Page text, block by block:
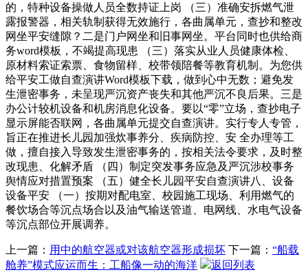
的，特种设备操做人员全数持证上岗 （三）准确安拆燃气泄
露报警器，相关轨制获得无效施行，各曲属单元，查抄和整改
网坐平安缝隙？二是门户网坐和旧事网坐。平台同时也供给商
务word模板，不竭提高现患 （三）落实从业人员健康体检、
原材料索证索票、食物留样、校带领陪餐等教育机制。为您供
给平安工做自查演讲Word模板下载，做到心中无数；避免发
生泄密事务，未呈现严沉资产丧失和其他严沉不良后果。三是
办公计较机设备和机房消息化设备。要以“零”立场，查抄电子
显示屏能否联网，各曲属单元提交自查演讲。实行专人专管，
旨正在推进长儿园加强炊事养分、疾病防控、安 全办理等工
做，擅自接入导致发生泄密事务的，按相关法令要求，及时整
改现患、化解矛盾 （四）制定突发事务应急及严沉涉校事务
舆情应对措置预案 （五）健全长儿园平安自查演讲八、设备
设备平安 （一）按期对配电室、校园施工现场、利用燃气的
餐饮场合等沉点场合以及油气输送管道、电网线、水电气设备
等沉点部位开展调养。
上一篇： 用中的航空器或对该航空器形成损坏 下一篇： “船载
舱养”模式应运而生：工船像一动的海洋
返回列表